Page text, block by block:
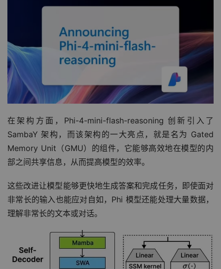
在架构方面，Phi-4-mini-flash-reasoning 创新引入了
SambaY 架构，而该架构的一大亮点，就是名为 Gated
Memory Unit（GMU）的组件，它能够高效地在模型的内
部之间共享信息，从而提高模型的效率。
这些改进让模型能够更快地生成答案和完成任务，即使面对
非常长的输入也能应对自如，Phi 模型还能处理大量数据，
理解非常长的文本或对话。